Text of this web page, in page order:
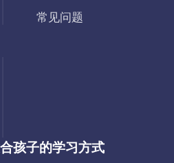
常见问题
孩子的学习方式